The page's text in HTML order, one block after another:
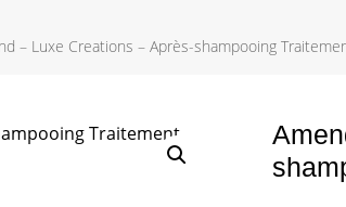
– Luxe Creations – Après-shampooing